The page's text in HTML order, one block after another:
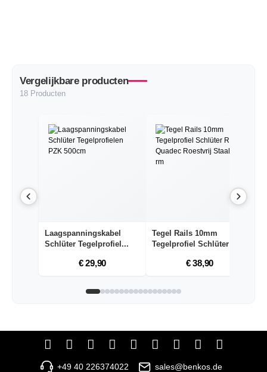
Vergelijkbare producten
18 Producten
Laagspanningskabel
Schlüter Tegelprofiel...
€ 29,90
Tegel Rails 10mm
Tegelprofiel Schlüter R...
€ 38,90
+49 40 226374022 sales@benkos.de